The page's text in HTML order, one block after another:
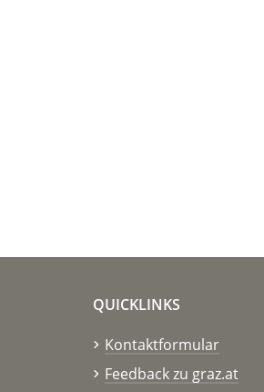
QUICKLINKS
Kontaktformular
Feedback zu graz.at